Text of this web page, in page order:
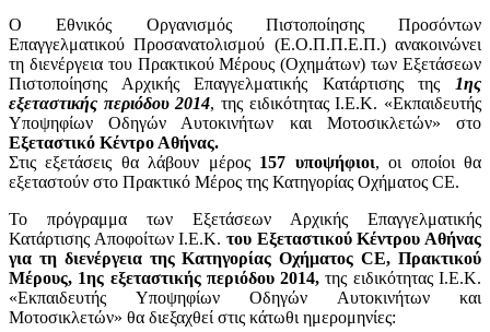
Ο Εθνικός Οργανισμός Πιστοποίησης Προσόντων
Επαγγελματικού Προσανατολισμού (Ε.Ο.Π.Π.Ε.Π.) ανακοινώνει
τη διενέργεια του Πρακτικού Μέρους (Οχημάτων) των Εξετάσεων
Πιστοποίησης Αρχικής Επαγγελματικής Κατάρτισης της
1ης
εξεταστικής περιόδου 2014, της ειδικότητας Ι.Ε.Κ. «Εκπαιδευτής
Υποψηφίων Οδηγών Αυτοκινήτων και Μοτοσικλετών» στο
Εξεταστικό Κέντρο Αθήνας.
Στις εξετάσεις θα λάβουν μέρος 157 υποψήφιοι, οι οποίοι θα
εξεταστούν στο Πρακτικό Μέρος της Κατηγορίας Οχήματος CE.
Το πρόγραμμα των Εξετάσεων Αρχικής Επαγγελματικής
Κατάρτισης Αποφοίτων Ι.Ε.Κ. του Εξεταστικού Κέντρου Αθήνας
για τη διενέργεια της Κατηγορίας Οχήματος CE, Πρακτικού
Μέρους, 1ης εξεταστικής περιόδου 2014, της ειδικότητας Ι.Ε.Κ.
«Εκπαιδευτής Υποψηφίων Οδηγών Αυτοκινήτων και
Μοτοσικλετών» θα διεξαχθεί στις κάτωθι ημερομηνίες: